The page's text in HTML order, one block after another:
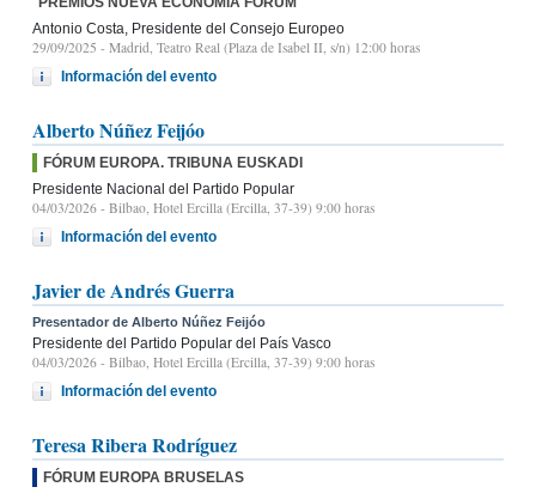
Antonio Costa, Presidente del Consejo Europeo
29/09/2025 - Madrid, Teatro Real (Plaza de Isabel II, s/n) 12:00 horas
Información del evento
Alberto Núñez Feijóo
FÓRUM EUROPA. TRIBUNA EUSKADI
Presidente Nacional del Partido Popular
04/03/2026 - Bilbao, Hotel Ercilla (Ercilla, 37-39) 9:00 horas
Información del evento
Javier de Andrés Guerra
Presentador de Alberto Núñez Feijóo
Presidente del Partido Popular del País Vasco
04/03/2026 - Bilbao, Hotel Ercilla (Ercilla, 37-39) 9:00 horas
Información del evento
Teresa Ribera Rodríguez
FÓRUM EUROPA BRUSELAS